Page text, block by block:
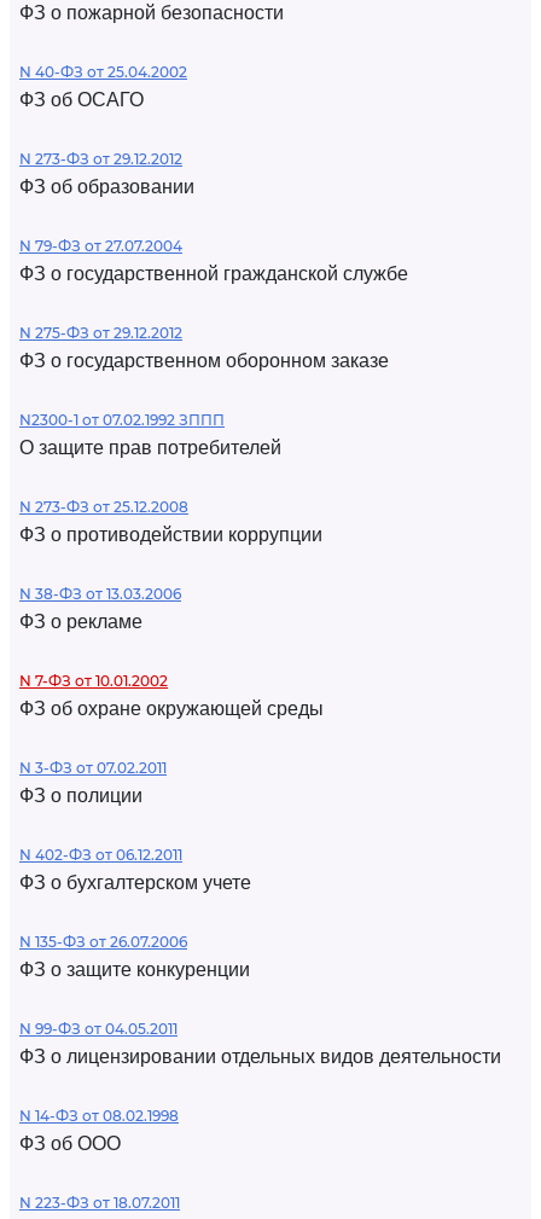
ФЗ о пожарной безопасности
N 40-ФЗ от 25.04.2002
ФЗ об ОСАГО
N 273-ФЗ от 29.12.2012
ФЗ об образовании
N 79-ФЗ от 27.07.2004
ФЗ о государственной гражданской службе
N 275-ФЗ от 29.12.2012
ФЗ о государственном оборонном заказе
N2300-1 от 07.02.1992 ЗППП
О защите прав потребителей
N 273-ФЗ от 25.12.2008
ФЗ о противодействии коррупции
N 38-ФЗ от 13.03.2006
ФЗ о рекламе
N 7-ФЗ от 10.01.2002
ФЗ об охране окружающей среды
N 3-ФЗ от 07.02.2011
ФЗ о полиции
N 402-ФЗ от 06.12.2011
ФЗ о бухгалтерском учете
N 135-ФЗ от 26.07.2006
ФЗ о защите конкуренции
N 99-ФЗ от 04.05.2011
ФЗ о лицензировании отдельных видов деятельности
N 14-ФЗ от 08.02.1998
ФЗ об ООО
N 223-ФЗ от 18.07.2011